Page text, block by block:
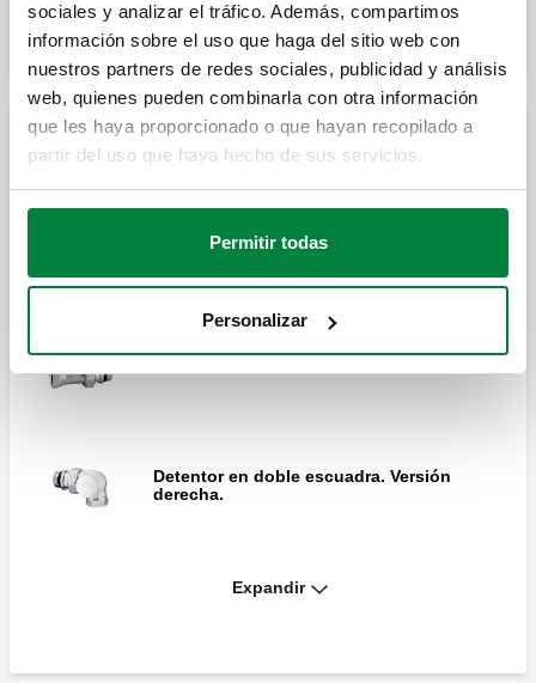
sociales y analizar el tráfico. Además, compartimos
información sobre el uso que haga del sitio web con
nuestros partners de redes sociales, publicidad y análisis
web, quienes pueden combinarla con otra información
que les haya proporcionado o que hayan recopilado a
partir del uso que haya hecho de sus servicios.
Permitir todas
Personalizar
izquierda.
Detentores (conexión hierro)
Detentor. Conexiones en escuadra.
Detentor. Conexiones rectas.
Detentor en doble escuadra. Versión
derecha.
Detentor en doble escuadra. Versión
Expandir